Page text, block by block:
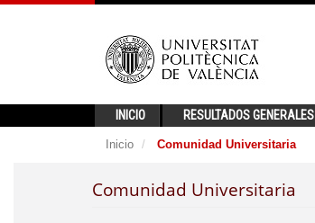
INICIO RESULTADOS GENERALES
Inicio Comunidad Universitaria
Comunidad Universitaria